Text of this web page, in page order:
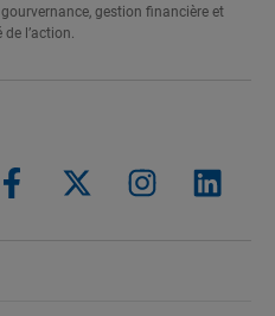
gestion financière et
l’action.